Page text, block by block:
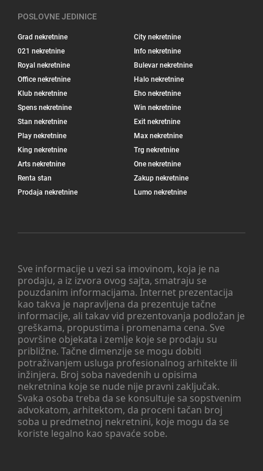
Sve informacije u vezi sa imovinom, koja je na
prodaju, a iz izvora ovog sajta, smatraju se
pouzdanim informacijama. Internet prezentacija
kao takva je napravljena da prezentuje tačne
informacije, ali takav vid prezentovanja podložan je
greškama, propustima i promenama cena. Sve
površine objekata i zemlje koje se prodaju su
približne. Tačne dimenzije se mogu dobiti
potraživanjem usluga profesionalnog arhitekte ili
inžinjera. Broj soba navedenih u opisima
nekretnina koje se nude nije pravni zaključak.
Svaka osoba treba da se konsultuje sa sopstvenim
advokatom, arhitektom, da proceni tačan broj
soba u predmetnoj nekretnini, koje mogu da se
koriste legalno kao spavaće sobe.
POSLOVNE JEDINICE
Grad nekretnine
City nekretnine
021 nekretnine
Info nekretnine
Royal nekretnine
Bulevar nekretnine
Office nekretnine
Halo nekretnine
Klub nekretnine
Eho nekretnine
Spens nekretnine
Win nekretnine
Stan nekretnine
Exit nekretnine
Play nekretnine
Max nekretnine
King nekretnine
Trg nekretnine
Arts nekretnine
One nekretnine
Renta stan
Zakup nekretnine
Prodaja nekretnine
Lumo nekretnine